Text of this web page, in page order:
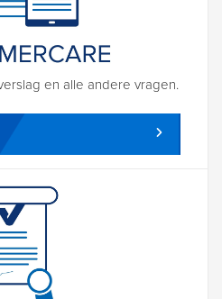
en alle andere vragen.